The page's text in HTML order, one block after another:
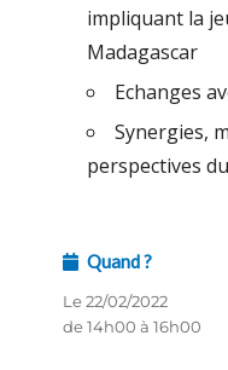
impliquant la
Madagascar
Echanges
Synergies,
perspectives
Quand ?
Le 22/02/2022
de 14h00 à 16h00